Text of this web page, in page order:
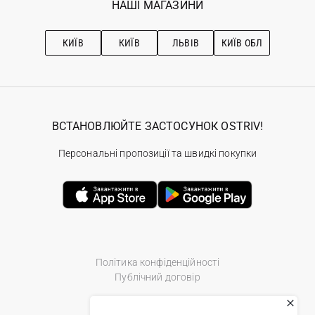
Ostriv Club+
Рекомендації з догляду
НАШІ МАГАЗИНИ
КИЇВ КИЇВ ЛЬВІВ КИЇВ ОБЛ
Політика конфіденційності
Публічний договір
ВСТАНОВЛЮЙТЕ ЗАСТОСУНОК OSTRIV!
Персональні пропозиції та швидкі покупки